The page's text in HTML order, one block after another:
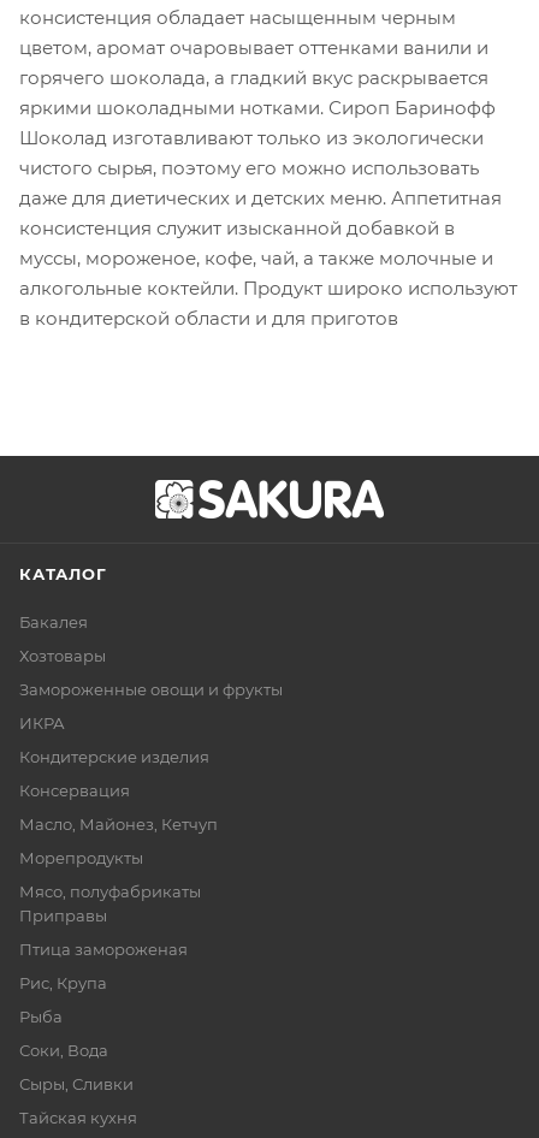
консистенция обладает насыщенным черным
цветом, аромат очаровывает оттенками ванили и
горячего шоколада, а гладкий вкус раскрывается
яркими шоколадными нотками. Сироп Баринофф
Шоколад изготавливают только из экологически
чистого сырья, поэтому его можно использовать
даже для диетических и детских меню. Аппетитная
консистенция служит изысканной добавкой в
муссы, мороженое, кофе, чай, а также молочные и
алкогольные коктейли. Продукт широко используют
в кондитерской области и для приготов
КАТАЛОГ
Бакалея
Хозтовары
Замороженные овощи и фрукты
ИКРА
Кондитерские изделия
Консервация
Масло, Майонез, Кетчуп
Морепродукты
Мясо, полуфабрикаты
Приправы
Птица замороженая
Рис, Крупа
Рыба
Соки, Вода
Сыры, Сливки
Тайская кухня